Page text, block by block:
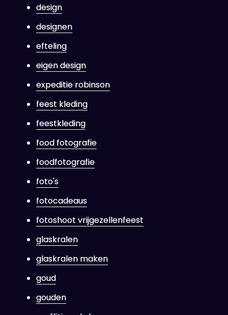
design
designen
efteling
eigen design
expeditie robinson
feest kleding
feestkleding
food fotografie
foodfotografie
foto's
fotocadeaus
fotoshoot vrijgezellenfeest
glaskralen
glaskralen maken
goud
gouden